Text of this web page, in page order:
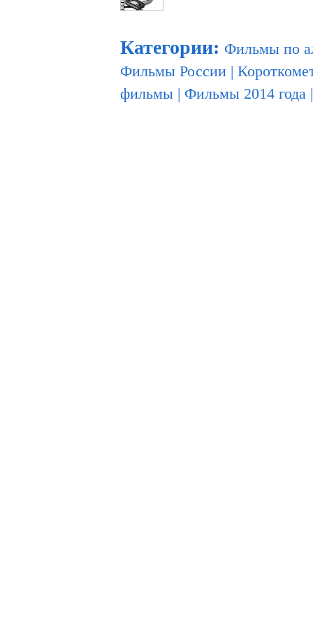
Категории: Фильмы по
Фильмы России |
фильмы | Фильмы 2014 года